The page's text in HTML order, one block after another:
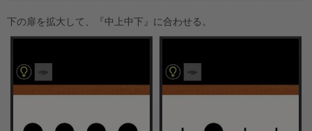
下の扉を拡大して、『中上中下』に合わせる。